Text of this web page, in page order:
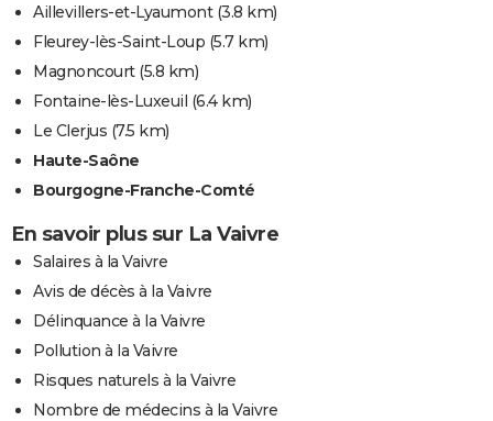
Aillevillers-et-Lyaumont(3.8 km)
Fleurey-lès-Saint-Loup (5.7 km)
Magnoncourt(5.8 km)
Fontaine-lès-Luxeuil (6.4 km)
Le Clerjus (7.5 km)
Haute-Saône
Bourgogne-Franche-Comté
En savoir plus sur La Vaivre
Salaires à la Vaivre
Avis de décès à la Vaivre
Délinquance à la Vaivre
Pollution à la Vaivre
Risques naturels à la Vaivre
Nombre de médecins à la Vaivre